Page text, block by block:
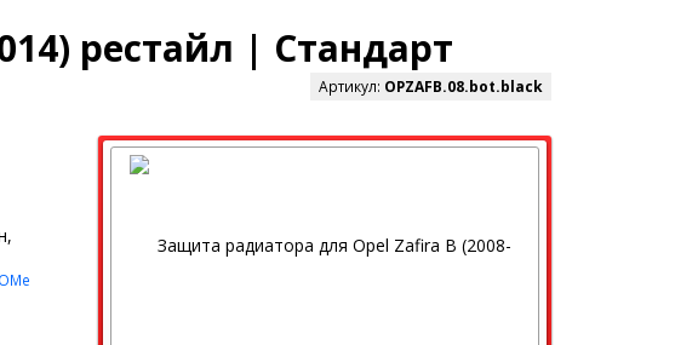
рестайл | Стандарт
Артикул: OPZAFB.08.bot.black